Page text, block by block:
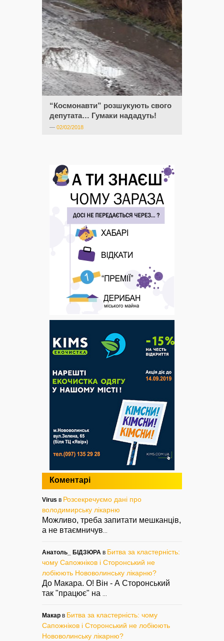
“Космонавти” розшукують свого
депутата… Гумаки нададуть!
— 02/02/2018
Коментарі
Virus в Розсекречуємо дані про
володимирську лікарню
Можливо, треба запитати мешканців,
а не втаємничув
Анатоль_ БІДЗЮРА в Битва за кластерність:
чому Сапожніков і Сторонський не
лобіюють Нововолинську лікарню?
До Макара. О! Він - А Сторонський
так "працює" на
Макар в Битва за кластерність: чому
Сапожніков і Сторонський не лобіюють
Нововолинську лікарню?